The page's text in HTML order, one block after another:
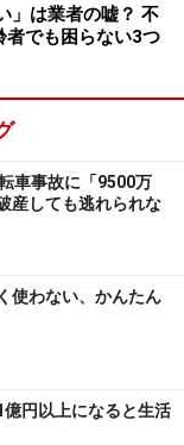
つけて、世界最
り状況を見極めて
への分かれ道で
かけて、インフ
国内の希望小売
りました。
」は業者の嘘？ 不
者でも困らない3つ
車事故に「9500万
産しても逃れられな
使わない、かんたん
円以上になると生活